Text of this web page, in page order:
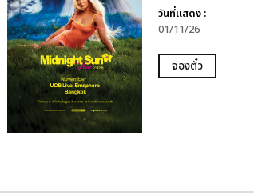
วันที่แสดง :
01/11/26
จองตั๋ว